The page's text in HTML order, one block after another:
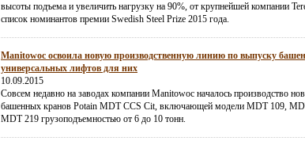
высоты подъема и увеличить нагрузку на 90%, от крупнейшей компании
список номинантов премии Swedish Steel Prize 2015 года.
Manitowoc освоила новую производственную линию по выпуску
универсальных лифтов для них
10.09.2015
Совсем недавно на заводах компании Manitowoc началось производство
башенных кранов Potain MDT CCS Cit, включающей модели MDT 109,
MDT 219 грузоподъемностью от 6 до 10 тонн.